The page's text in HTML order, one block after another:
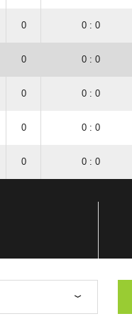
0 0 : 0
0 0 : 0
0 0 : 0
0 0 : 0
0 0 : 0